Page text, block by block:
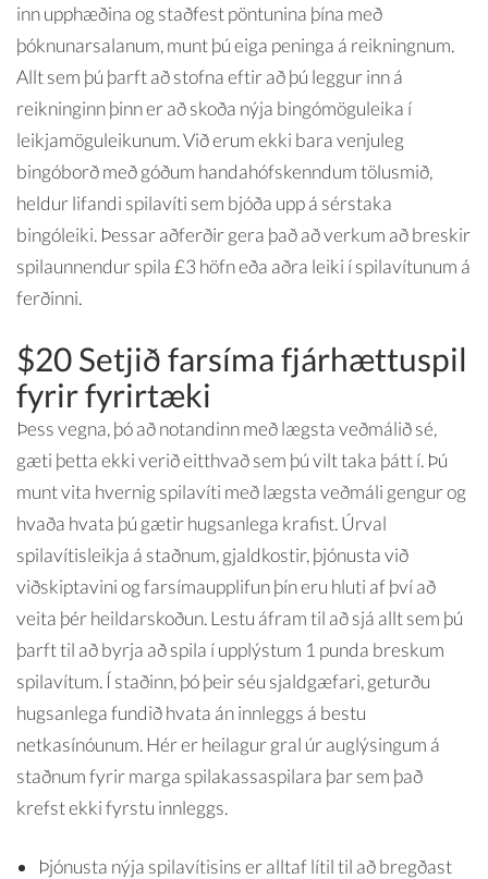
inn upphæðina og staðfest pöntunina þína með
þóknunarsalanum, munt þú eiga peninga á reikningnum.
Allt sem þú þarft að stofna eftir að þú leggur inn á
reikninginn þinn er að skoða nýja bingómöguleika í
leikjamöguleikunum. Við erum ekki bara venjuleg
bingóborð með góðum handahófskenndum tölusmið,
heldur lifandi spilavíti sem bjóða upp á sérstaka
bingóleiki. Þessar aðferðir gera það að verkum að breskir
spilaunnendur spila £3 höfn eða aðra leiki í spilavítunum á
ferðinni.
$20 Setjið farsíma fjárhættuspil
fyrir fyrirtæki
Þess vegna, þó að notandinn með lægsta veðmálið sé,
gæti þetta ekki verið eitthvað sem þú vilt taka þátt í. Þú
munt vita hvernig spilavíti með lægsta veðmáli gengur og
hvaða hvata þú gætir hugsanlega krafist. Úrval
spilavítisleikja á staðnum, gjaldkostir, þjónusta við
viðskiptavini og farsímaupplifun þín eru hluti af því að
veita þér heildarskoðun. Lestu áfram til að sjá allt sem þú
þarft til að byrja að spila í upplýstum 1 punda breskum
spilavítum. Í staðinn, þó þeir séu sjaldgæfari, geturðu
hugsanlega fundið hvata án innleggs á bestu
netkasínóunum. Hér er heilagur gral úr auglýsingum á
staðnum fyrir marga spilakassaspilara þar sem það
krefst ekki fyrstu innleggs.
Þjónusta nýja spilavítisins er alltaf lítil til að bregðast